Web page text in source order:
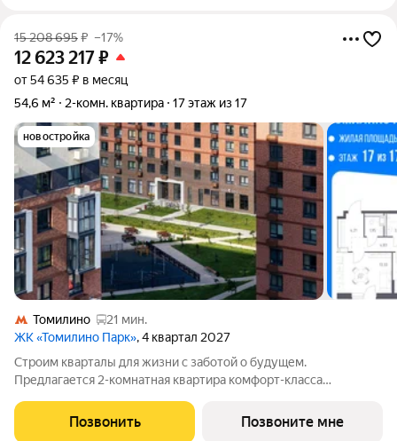
15 208 695₽ –17%
12 623 217₽
от 54 635 ₽ в месяц
54,6 м²
2-комн. квартира 17 этаж из 17
новостройка
Томилино
21 мин.
ЖК «Томилино Парк», 4 квартал 2027
Строим кварталы для жизни с заботой о будущем.
Предлагается 2-комнатная квартира комфорт-класса
этаже, в жилом комплексе "Томилино Парк".Квартира
комплекса на выбор: может быть как с отделкой,
Позвонить Позвоните мне